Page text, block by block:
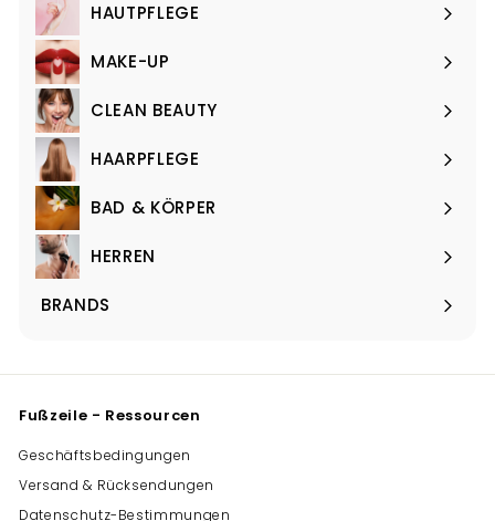
HAUTPFLEGE
Menü
maximieren
MAKE-UP
Menü
maximierenCLEAN BEAUTY
Menü
maximieren
HAARPFLEGE
Menü
maximierenBAD & KÖRPER
Menü
maximieren
HERREN
Menü
maximieren
BRANDS
Menü
Fußzeile - Ressourcen
Geschäftsbedingungen
Versand & Rücksendungen
Datenschutz-Bestimmungen